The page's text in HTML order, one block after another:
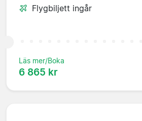
Flygbiljett ingår
Läs mer/Boka
6 865 kr